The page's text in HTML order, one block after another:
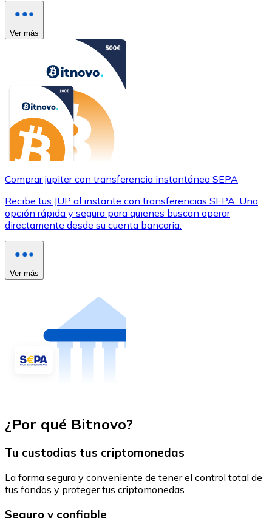
Ver más
Comprar jupiter con transferencia instantánea SEPA
Recibe tus JUP al instante con transferencias SEPA. Una
opción rápida y segura para quienes buscan operar
directamente desde su cuenta bancaria.
Ver más
¿Por qué Bitnovo?
Tu custodias tus criptomonedas
La forma segura y conveniente de tener el control total de
tus fondos y proteger tus criptomonedas.
Seguro y confiable